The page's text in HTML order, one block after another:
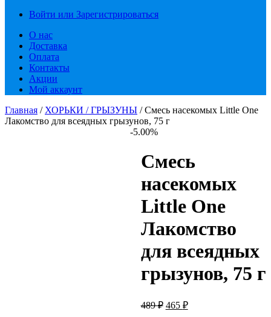
Войти или Зарегистрироваться
О нас
Доставка
Оплата
Контакты
Акции
Мой аккаунт
Главная / ХОРЬКИ / ГРЫЗУНЫ / Смесь насекомых Little One
Лакомство для всеядных грызунов, 75 г
-5.00%
Смесь
насекомых
Little One
Лакомство
для всеядных
грызунов, 75 г
489₽ Первоначальная
465 ₽Текущая